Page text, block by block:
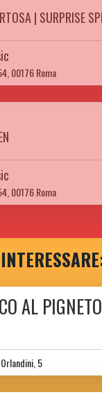
| SURPRISE
00176 Roma
00176 Roma
AL PIGNETO
5